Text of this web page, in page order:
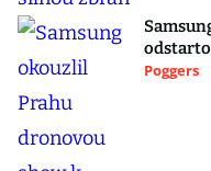
Poggers